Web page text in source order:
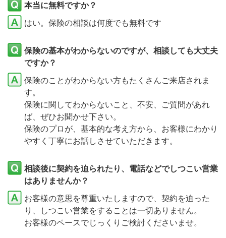
本当に無料ですか？
はい。保険の相談は何度でも無料です
保険の基本がわからないのですが、相談しても大丈夫
ですか？
保険のことがわからない方もたくさんご来店されま
す。
保険に関してわからないこと、不安、ご質問があれ
ば、ぜひお聞かせ下さい。
保険のプロが、基本的な考え方から、お客様にわかり
やすく丁寧にお話しさせていただきます。
相談後に契約を迫られたり、電話などでしつこい営業
はありませんか？
お客様の意思を尊重いたしますので、契約を迫った
り、しつこい営業をすることは一切ありません。
お客様のペースでじっくりご検討くださいませ。